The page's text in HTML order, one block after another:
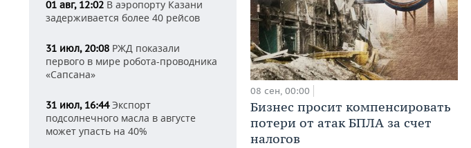
01 авг, 12:02 В аэропорту Казани
задерживается более 40 рейсов
31 июл, 20:08 РЖД показали
первого в мире робота-проводника
«Сапсана»
31 июл, 16:44Экспорт
подсолнечного масла в августе
может упасть на 40%
08 сен, 00:00
Бизнес просит компенсировать
потери от атак БПЛА за счет
налогов